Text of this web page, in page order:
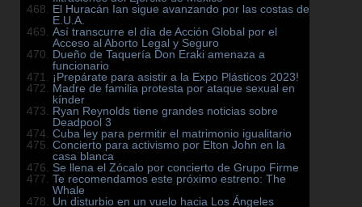
El Huracán Ian sigue avanzando por las costas de
E.U.A.
Así transcurre el día de Acción Global por el
Acceso al Aborto Legal y Seguro
Dueño de Taquería Don Eraki amenaza a
funcionario
¡Prepárate para asistir a la Expo Plásticos 2023!
Madre de familia protesta por ataque sexual en
kínder
Ryan Reynolds tiene grandes noticias sobre
Deadpool 3
Cuba ley para permitir el matrimonio igualitario
Concierto para activismo por Elton John en la
casa blanca
Se llena el Zócalo por concierto de Grupo Firme
Te recomendamos este próximo estreno: The
Whale
Un disturbio en un vuelo hacia Los Ángeles